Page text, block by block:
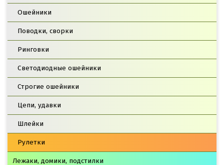
Ошейники
Поводки, сворки
Ринговки
Светодиодные ошейники
Строгие ошейники
Цепи, удавки
Шлейки
Рулетки
Лежаки, домики, подстилки